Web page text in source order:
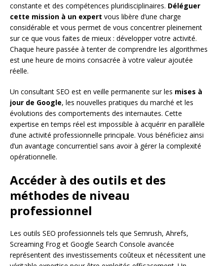
constante et des compétences pluridisciplinaires. Déléguer
cette mission à un expert vous libère d’une charge
considérable et vous permet de vous concentrer pleinement
sur ce que vous faites de mieux : développer votre activité.
Chaque heure passée à tenter de comprendre les algorithmes
est une heure de moins consacrée à votre valeur ajoutée
réelle.
Un consultant SEO est en veille permanente sur les mises à
jour de Google, les nouvelles pratiques du marché et les
évolutions des comportements des internautes. Cette
expertise en temps réel est impossible à acquérir en parallèle
d’une activité professionnelle principale. Vous bénéficiez ainsi
d’un avantage concurrentiel sans avoir à gérer la complexité
opérationnelle.
Accéder à des outils et des
méthodes de niveau
professionnel
Les outils SEO professionnels tels que Semrush, Ahrefs,
Screaming Frog et Google Search Console avancée
représentent des investissements coûteux et nécessitent une